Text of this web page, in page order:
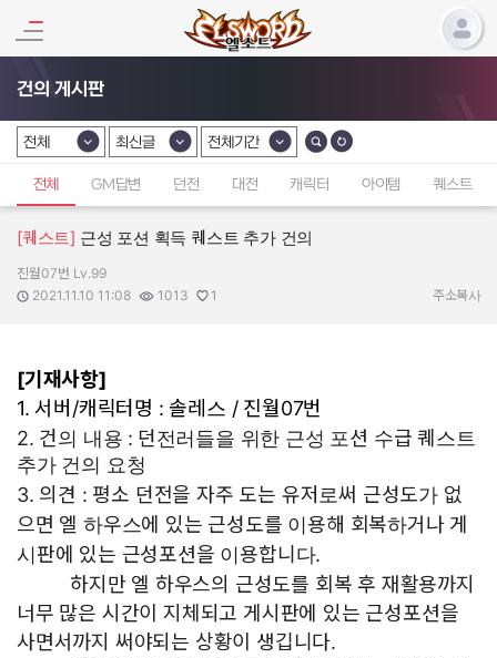
건의 게시판
카테고리 선택
전체
카테고리 선택
최신글
카테고리 선택
전체기간
전체 GM답변 던전 대전 캐릭터 아이템 퀘스트
[퀘스트] 근성 포션 획득 퀘스트 추가 건의
작성자:
진월07번 Lv.99
작성일:
2021.11.10 11:08
조회수:
1013
추천수:
1 주소복사
[기재사항]
1. 서버/캐릭터명 : 솔레스 / 진월07번
2. 건의 내용 : 던전러들을 위한 근성 포션 수급 퀘스트
추가 건의 요청
3. 의견 : 평소 던전을 자주 도는 유저로써 근성도가 없
으면 엘 하우스에 있는 근성도를 이용해 회복하거나 게
시판에 있는 근성포션을 이용합니다.
하지만 엘 하우스의 근성도를 회복 후 재활용까지
너무 많은 시간이 지체되고 게시판에 있는 근성포션을
사면서까지 써야되는 상황이 생깁니다.